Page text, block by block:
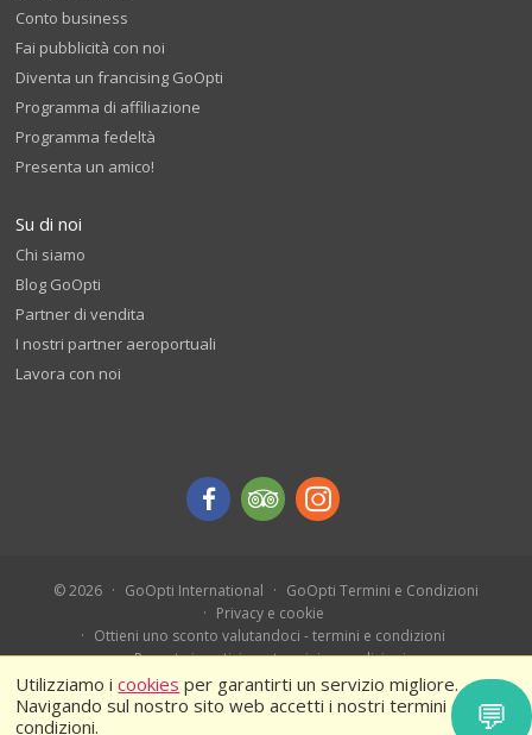
Utilizziamo icookies per garantirti un servizio migliore.
Navigando sul nostro sito web accetti i nostri termini e
condizioni.
Conto business
Fai pubblicità con noi
Diventa un francising GoOpti
Programma di affiliazione
Programma fedeltà
Presenta un amico!
Su di noi
Chi siamo
Blog GoOpti
Partner di vendita
I nostri partner aeroportuali
Lavora con noi
© 2026 GoOpti International
GoOpti Termini e Condizioni
Privacy e cookie
Ottieni uno sconto valutandoci - termini e condizioni
Prenota in anticipo - termini e condizioni
Ferragosto 2026 – Termini e condizioni
💬